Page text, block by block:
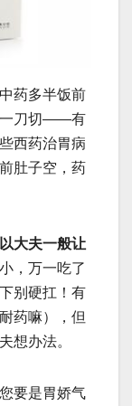
药多半饭前
一刀切——有
西药治胃病
肚子空，药
大夫一般让
，万一吃了
别硬扛‌！有
药嘛），但
想办法。
要是胃娇气